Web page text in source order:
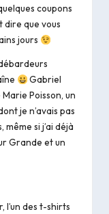
coupons
dire que vous
jours
Gabriel
Poisson, un
je n’avais pas
si j’ai déjà
Grande et un
l’un des t-shirts